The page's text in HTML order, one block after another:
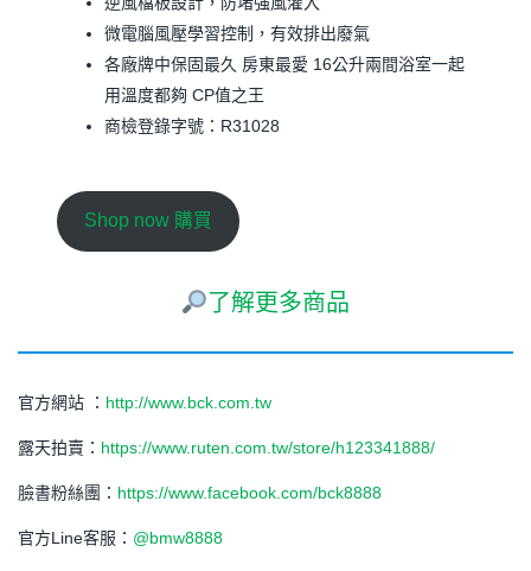
微電腦風壓學習控制，有效排出廢氣
各廠牌中保固最久 房東最愛 16公升兩間浴室一起
用溫度都夠 CP值之王
商檢登錄字號：R31028
Shop now 購買
了解更多商品
官方網站 ： http://www.bck.com.tw
露天拍賣： https://www.ruten.com.tw/store/h123341888/
臉書粉絲團： https://www.facebook.com/bck8888
官方Line客服： @bmw8888